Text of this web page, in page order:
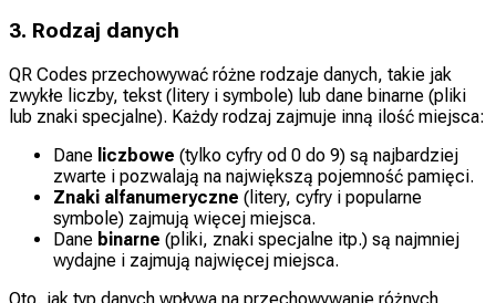
3. Rodzaj danych
QR Codes przechowywać różne rodzaje danych, takie jak
zwykłe liczby, tekst (litery i symbole) lub dane binarne (pliki
lub znaki specjalne). Każdy rodzaj zajmuje inną ilość miejsca:
Dane liczbowe (tylko cyfry od 0 do 9) są najbardziej
zwarte i pozwalają na największą pojemność pamięci.
Znaki alfanumeryczne (litery, cyfry i popularne
symbole) zajmują więcej miejsca.
Dane binarne (pliki, znaki specjalne itp.) są najmniej
wydajne i zajmują najwięcej miejsca.